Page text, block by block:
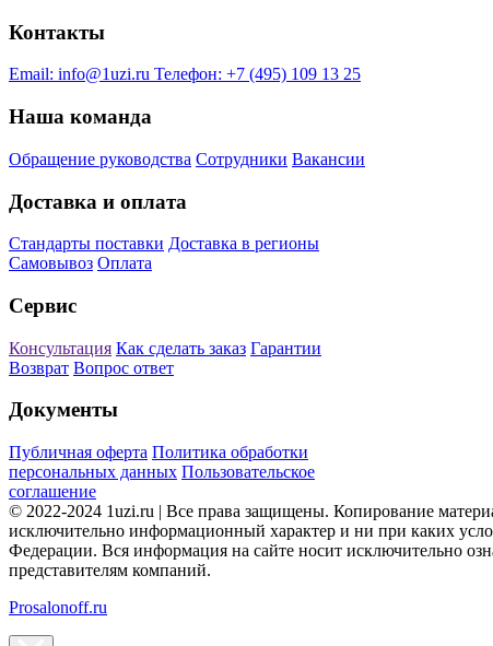
Контакты
Email: info@1uzi.ru Телефон: +7 (495) 109 13 25
Наша команда
Обращение руководства Сотрудники Вакансии
Доставка и оплата
Стандарты поставки Доставка в регионы
Самовывоз Оплата
Сервис
Консультация Как сделать заказ Гарантии
Возврат Вопрос ответ
Документы
Публичная оферта Политика обработки
персональных данных Пользовательское
соглашение
© 2022-2024 1uzi.ru | Все права защищены. Копирование
исключительно информационный характер и ни при каких
Федерации. Вся информация на сайте носит исключительно
представителям компаний.
Prosalonoff.ru